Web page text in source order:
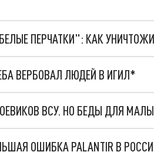
ПЕРЧАТКИ": КАК
ВЕРБОВАЛ ЛЮДЕЙ В ИГИЛ*
ВСУ. НО БЕДЫ ДЛЯ